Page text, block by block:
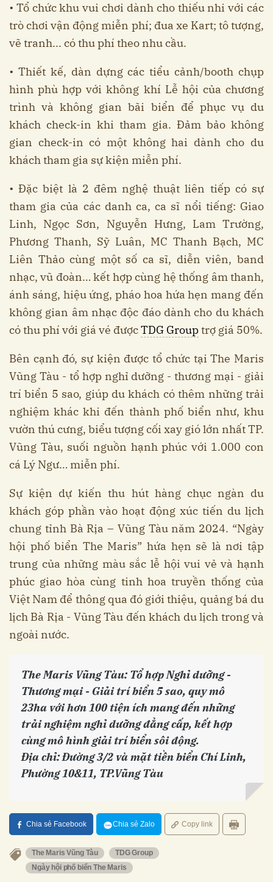
• Tổ chức khu vui chơi dành cho thiếu nhi với các
trò chơi vận động miễn phí; đua xe Kart; tô tượng,
vẽ tranh... có thu phí theo nhu cầu.
• Thiết kế, dàn dựng các tiểu cảnh/booth chụp
hình phù hợp với không khí Lễ hội của chương
trình và không gian bãi biển để phục vụ du
khách check-in khi tham gia. Đảm bảo không
gian check-in có một không hai dành cho du
khách tham gia sự kiện miễn phí.
• Đặc biệt là 2 đêm nghệ thuật liên tiếp có sự
tham gia của các danh ca, ca sĩ nổi tiếng: Giao
Linh, Ngọc Sơn, Nguyễn Hưng, Lam Trường,
Phương Thanh, Sỹ Luân, MC Thanh Bạch, MC
Liên Thảo cùng một số ca sĩ, diễn viên, band
nhạc, vũ đoàn… kết hợp cùng hệ thống âm thanh,
ánh sáng, hiệu ứng, pháo hoa hứa hẹn mang đến
không gian âm nhạc độc đáo dành cho du khách
có thu phí với giá vé đượcTDG Grouptrợ giá 50%.
Bên cạnh đó, sự kiện được tổ chức tại The Maris
Vũng Tàu - tổ hợp nghỉ dưỡng - thương mại - giải
trí biển 5 sao, giúp du khách có thêm những trải
nghiệm khác khi đến thành phố biển như, khu
vườn thú cưng, biểu tượng cối xay gió lớn nhất TP.
Vũng Tàu, suối nguồn hạnh phúc với 1.000 con
cá Lý Ngư… miễn phí.
Sự kiện dự kiến thu hút hàng chục ngàn du
khách góp phần vào hoạt động xúc tiến du lịch
chung tỉnh Bà Rịa – Vũng Tàu năm 2024. “Ngày
hội phố biển The Maris” hứa hẹn sẽ là nơi tập
trung của những màu sắc lễ hội vui vẻ và hạnh
phúc giao hòa cùng tinh hoa truyền thống của
Việt Nam để thông qua đó giới thiệu, quảng bá du
lịch Bà Rịa - Vũng Tàu đến khách du lịch trong và
ngoài nước.
The Maris Vũng Tàu: Tổ hợp Nghỉ dưỡng -
Thương mại - Giải trí biển 5 sao, quy mô
23ha với hơn 100 tiện ích mang đến những
trải nghiệm nghỉ dưỡng đẳng cấp, kết hợp
cùng mô hình giải trí biển sôi động.
Địa chỉ: Đường 3/2 và mặt tiền biển Chí Linh,
Phường 10&11, TP.Vũng Tàu
Chia sẻ Facebook Chia sẻ Zalo Copy link
The Maris Vũng Tàu
TDG Group
Ngày hội phố biển The Maris